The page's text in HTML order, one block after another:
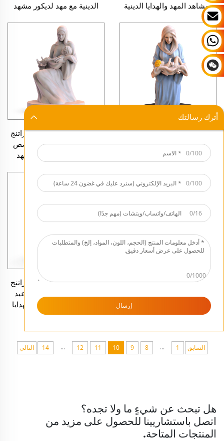
ومشاهد المهد والهدايا الدينية
الدينية مع مهد لديكور مشهد
تمثال يدوي الصنع ليسوع
الطفل من الراتنج مع مهد، نحت
ديني لطفل يسوع لديكور عيد
تمثال يسوع الطفل من الراتنج
مع مهد ديني، تمثال مخصص
لطفل يسوع لديكور مشهد
تمثال يسوع الطفل من الراتنج
لطفل يسوع لديكور مشهد
المهد في عيد الميلاد والتبرعات
تمثال يسوع الطفل من الراتنج
لديكور مشهد المهد في عيد
الميلاد مع مهد لتقديمه كهدايا
دينية وزينة الأعياد
السابق 1
...
8
9
10
11
12
...
14 التالي
أترك رسالتك
0/100
0/100
0/16
0/1000
إرسال
هل تبحث عن شيءٍ ما ولا تجده؟
اتصل باستشاريينا للحصول على مزيد من
المنتجات المتاحة.